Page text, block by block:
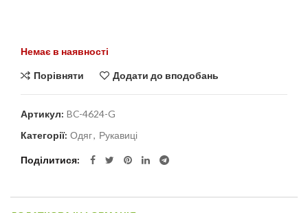
Немає в наявності
Порівняти Додати до вподобань
Артикул: BC-4624-G
Категорії: Одяг, Рукавиці
Поділитися